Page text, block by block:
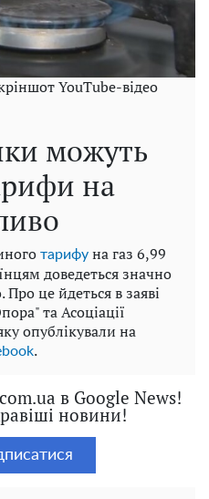
YouTube-відео
можуть
на
тарифу на газ 6,99
доведеться значно
це йдеться в заяві
та Асоціації
опублікували на
.
в Google News!
новини!